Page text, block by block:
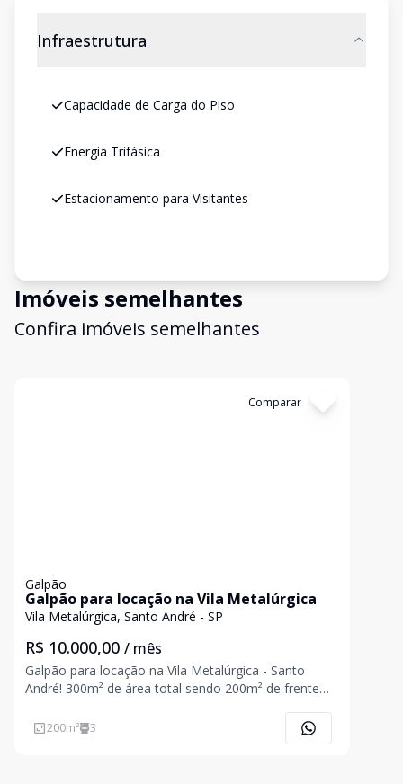
Infraestrutura
Capacidade de Carga do Piso
Energia Trifásica
Estacionamento para Visitantes
Imóveis semelhantes
Confira imóveis semelhantes
Comparar
Galpão
Galpão para locação na Vila Metalúrgica
Vila Metalúrgica, Santo André - SP
R$ 10.000,00 / mês
Galpão para locação na Vila Metalúrgica - Santo
André! 300m² de área total sendo 200m² de frente
90m², pé direito de 3,5 metros e 02 banheiros. Parte
superior ideal para área de escritório com 90m² e 01
200m² 3